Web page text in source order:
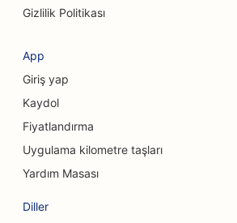
Danışmanlık Firmaları için SEO
Giyim Mağazaları için SEO
Döviz Bozdurma Hizmetleri için SEO
Kredi Birlikleri için SEO
Gizlilik Politikası
App
Giriş yap
Kaydol
Fiyatlandırma
Uygulama kilometre taşları
Yardım Masası
Diller